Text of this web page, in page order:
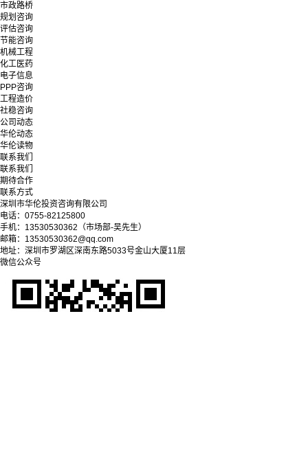
市政路桥
规划咨询
评估咨询
节能咨询
机械工程
化工医药
电子信息
PPP咨询
工程造价
社稳咨询
公司动态
华伦动态
华伦读物
联系我们
联系我们
期待合作
联系方式
深圳市华伦投资咨询有限公司
电话：0755-82125800
手机：13530530362（市场部-吴先生）
邮箱：13530530362@qq.com
地址：深圳市罗湖区深南东路5033号金山大厦11层
微信公众号